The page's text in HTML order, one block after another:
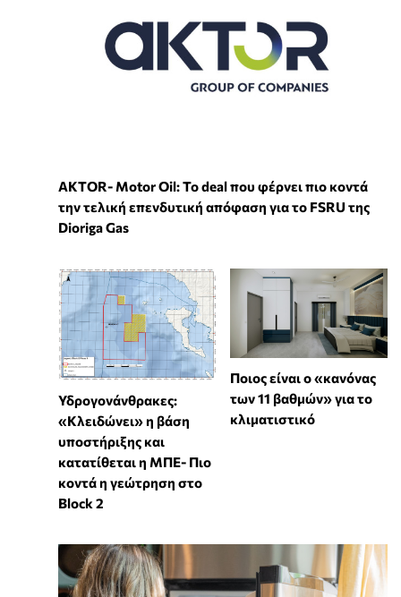
ΑKTOR- Motor Oil: Το deal που φέρνει πιο κοντά
την τελική επενδυτική απόφαση για το FSRU της
Dioriga Gas
Υδρογονάνθρακες:
«Κλειδώνει» η βάση
υποστήριξης και
κατατίθεται η ΜΠΕ- Πιο
κοντά η γεώτρηση στο
Block 2
Ποιος είναι ο «κανόνας
των 11 βαθμών» για το
κλιματιστικό